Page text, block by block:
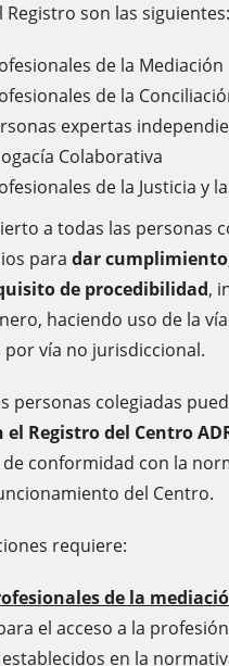
Registro son las siguientes:
de la Mediación
de la
expertas
Colaborativa
de la Justicia y
a todas las personas
para dar
de procedibilidad,
haciendo uso de la
vía no jurisdiccional.
personas colegiadas
Registro del Centro
conformidad con la
del Centro.
requiere:
de la
el acceso a la
en la